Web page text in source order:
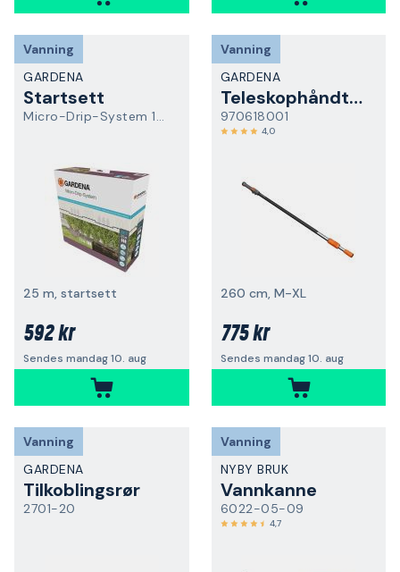
Vanning
GARDENA
Startsett
Micro-Drip-System 13500-20
25 m, startsett
592 kr
Sendes mandag 10. aug
Vanning
GARDENA
Teleskophåndtak
970618001
4,0
260 cm, M-XL
775 kr
Sendes mandag 10. aug
Vanning
GARDENA
Tilkoblingsrør
2701-20
Vanning
NYBY BRUK
Vannkanne
6022-05-09
4,7